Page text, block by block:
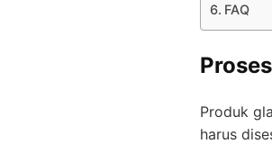
FAQ
Produk
harus